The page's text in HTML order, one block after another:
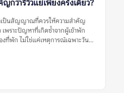
วย หรือสะท้อนเหตุการณ์เฉพาะวัน
ประเภทจึงสำคัญกว่าการเลือกเชื่อ
ญกว่ารีวิวแย่เพียงครั้งเดียว?
เป็นสัญญาณที่ควรให้ความสำคัญ
เพราะปัญหาที่เกิดซ้ำจากผู้เข้าพัก
ที่พัก ไม่ใช่แค่เหตุการณ์เฉพาะวัน
นเงินมัดจำช้า หรือมีค่าใช้จ่ายไม่